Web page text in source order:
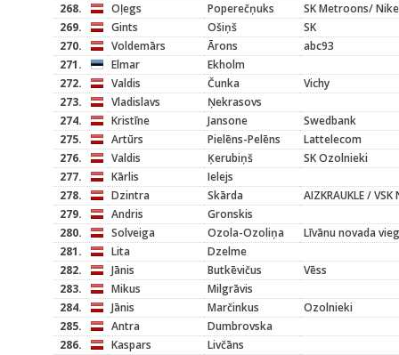
268.
Oļegs Poperečņuks
SK Metroons/ Nike
269.
Gints Ošiņš
SK
270.
Voldemārs Ārons
abc93
271.
Elmar
Ekholm
272.
Valdis Čunka
Vichy
273.
Vladislavs
Ņekrasovs
274.
Kristīne Jansone
Swedbank
275.
Artūrs Pielēns-Pelēns
Lattelecom
276.
Valdis Ķerubiņš
SK Ozolnieki
277.
Kārlis
Ielejs
278.
Dzintra Skārda
AIZKRAUKLE /
279.
Andris
Gronskis
280.
Solveiga Ozola-Ozoliņa
Līvānu novada
281.
Lita
Dzelme
282.
Jānis Butkēvičus
Vēss
283.
Mikus
Milgrāvis
284.
Jānis Marčinkus
Ozolnieki
285.
Antra
Dumbrovska
286.
Kaspars
Livčāns